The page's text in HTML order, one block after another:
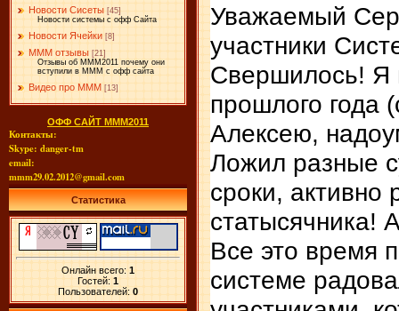
Новости Сисеты [45]
Новости системы с офф Сайта
Новости Ячейки [8]
МММ отзывы [21]
Отзывы об МММ2011 почему они
вступили в МММ с офф сайта
Видео про МММ [13]
ОФФ САЙТ МММ2011
Контакты:
Skype: danger-tm
email:
mmm29.02.2012@gmail.com
Статистика
Онлайн всего: 1
Гостей: 1
Пользователей: 0
Уважаемый
участники
Свершилось! Я
прошлого года
Алексею,
Ложил разные
сроки, активно
статысячника!
Все это время
системе